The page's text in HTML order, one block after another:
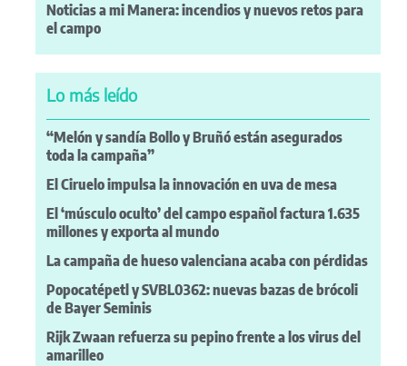
Noticias a mi Manera: incendios y nuevos retos para
el campo
Lo más leído
“Melón y sandía Bollo y Bruñó están asegurados
toda la campaña”
El Ciruelo impulsa la innovación en uva de mesa
El ‘músculo oculto’ del campo español factura 1.635
millones y exporta al mundo
La campaña de hueso valenciana acaba con pérdidas
Popocatépetl y SVBL0362: nuevas bazas de brócoli
de Bayer Seminis
Rijk Zwaan refuerza su pepino frente a los virus del
amarilleo